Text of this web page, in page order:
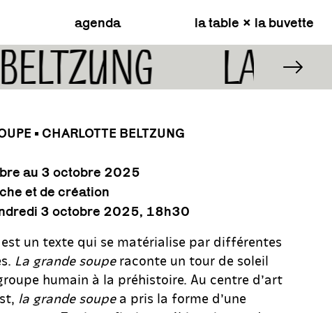
agenda la table × la buvette
LA
• CHARLOTTE BELTZUNG
au 3 octobre 2025
et de création
3 octobre 2025, 18h30
un texte qui se matérialise par différentes
La grande souperaconte un tour de soleil
humain à la préhistoire. Au centre d’art
la grande soupea pris la forme d’une